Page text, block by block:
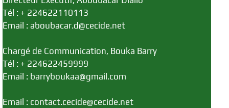
Tél : + 224622110113
Email : aboubacar.d@cecide.net
Chargé de Communication, Bouka Barry
Tél : + 224622459999
Email : barryboukaa@gmail.com
Email : contact.cecide@cecide.net